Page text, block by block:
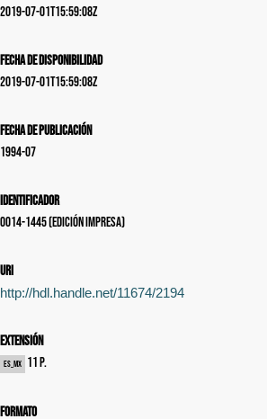
2019-07-01T15:59:08Z
Fecha de disponibilidad
2019-07-01T15:59:08Z
Fecha de publicación
1994-07
Identificador
0014-1445 (edición impresa)
uri
http://hdl.handle.net/11674/2194
Extensión
es_MX 11 p.
Formato